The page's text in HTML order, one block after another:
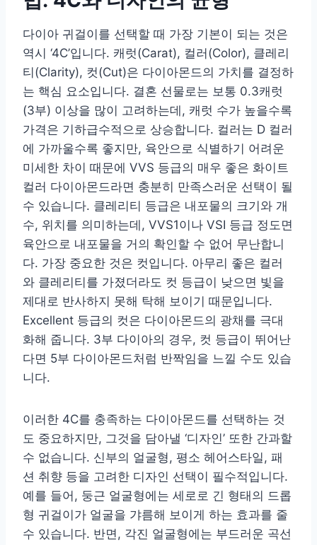
다이아 귀걸이를 선택할 때 가장 기본이 되는 것은
역시 ‘4C’입니다. 캐럿(Carat), 컬러(Color), 클레리
티(Clarity), 컷(Cut)은 다이아몬드의 가치를 결정하
는 핵심 요소입니다. 결혼 선물로는 보통 0.3캐럿
(3부) 이상을 많이 고려하는데, 캐럿 수가 높을수록
가격은 기하급수적으로 상승합니다. 컬러는 D 컬러
에 가까울수록 좋지만, 육안으로 식별하기 어려운
미세한 차이 때문에 VVS 등급의 매우 좋은 화이트
컬러 다이아몬드라면 충분히 만족스러운 선택이 될
수 있습니다. 클레리티 등급은 내포물의 크기와 개
수, 위치를 의미하는데, VVS1이나 VSI 등급 정도면
육안으로 내포물을 거의 확인할 수 없어 무난합니
다. 가장 중요한 것은 컷입니다. 아무리 좋은 컬러
와 클레리티를 가졌더라도 컷 등급이 낮으면 빛을
제대로 반사하지 못해 탁해 보이기 때문입니다.
Excellent 등급의 컷은 다이아몬드의 광채를 극대
화해 줍니다. 3부 다이아의 경우, 컷 등급이 뛰어난
다면 5부 다이아몬드처럼 반짝임을 느낄 수도 있습
니다.
이러한 4C를 충족하는 다이아몬드를 선택하는 것
도 중요하지만, 그것을 담아낼 ‘디자인’ 또한 간과할
수 없습니다. 신부의 얼굴형, 평소 헤어스타일, 패
션 취향 등을 고려한 디자인 선택이 필수적입니다.
예를 들어, 둥근 얼굴형에는 세로로 긴 형태의 드롭
형 귀걸이가 얼굴을 갸름해 보이게 하는 효과를 줄
수 있습니다. 반면, 각진 얼굴형에는 부드러운 곡선